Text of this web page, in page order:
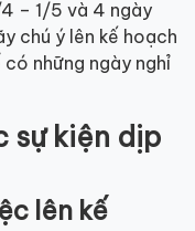
– 1/5 và 4 ngày
chú ý lên kế hoạch
những ngày nghỉ
sự kiện dịp
lên kế